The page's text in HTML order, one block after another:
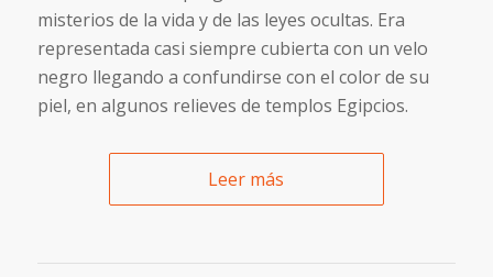
misterios de la vida y de las leyes ocultas. Era
representada casi siempre cubierta con un velo
negro llegando a confundirse con el color de su
piel, en algunos relieves de templos Egipcios.
Leer más